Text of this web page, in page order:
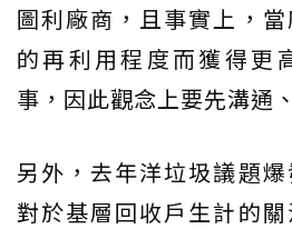
圖利廠商，且事實上，
的再利用程度而獲得更
事，因此觀念上要先溝通
另外，去年洋垃圾議題
對於基層回收戶生計的關